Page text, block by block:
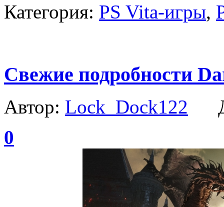
Категория: PS Vita-игры,
Свежие подробности
Автор: Lock_Dock122
0